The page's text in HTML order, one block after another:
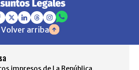
Volver arriba